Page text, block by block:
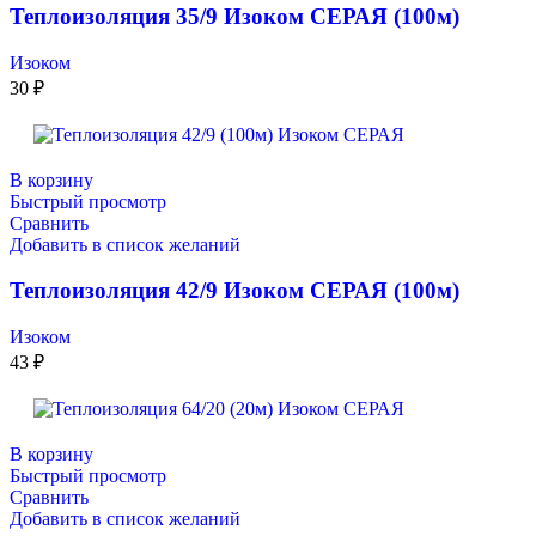
Теплоизоляция 35/9 Изоком СЕРАЯ (100м)
Изоком
30 ₽
В корзину
Быстрый просмотр
Сравнить
Добавить в список желаний
Теплоизоляция 42/9 Изоком СЕРАЯ (100м)
Изоком
43 ₽
В корзину
Быстрый просмотр
Сравнить
Добавить в список желаний